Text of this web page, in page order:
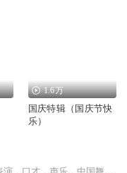
1.6万
国庆特辑（国庆节快
乐）